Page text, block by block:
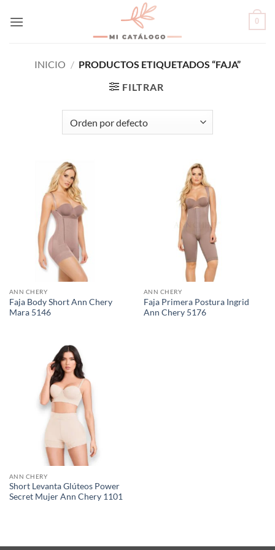
0
INICIO / PRODUCTOS ETIQUETADOS “FAJA”
FILTRAR
ANN CHERY
Faja Body Short Ann Chery
Mara 5146
ANN CHERY
Faja Primera Postura Ingrid
Ann Chery 5176
ANN CHERY
Short Levanta Glúteos Power
Secret Mujer Ann Chery 1101